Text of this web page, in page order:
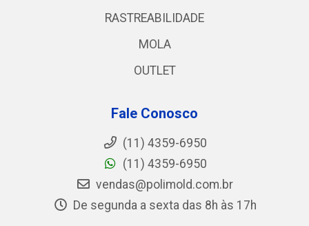
RASTREABILIDADE
MOLA
OUTLET
Fale Conosco
(11) 4359-6950
(11) 4359-6950
vendas@polimold.com.br
De segunda a sexta das 8h às 17h